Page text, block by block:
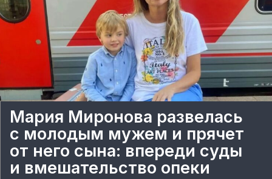
Мария Миронова развелась
с молодым мужем и прячет
от него сына: впереди суды
и вмешательство опеки